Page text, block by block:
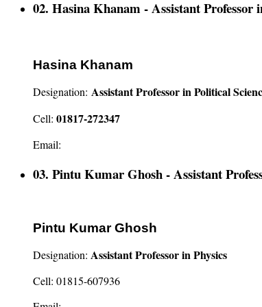
02. Hasina Khanam - Assistant Professor
Hasina Khanam
Designation: Assistant Professor in Political
Cell: 01817-272347
Email:
03. Pintu Kumar Ghosh - Assistant
Pintu Kumar Ghosh
Designation: Assistant Professor in Physics
Cell: 01815-607936